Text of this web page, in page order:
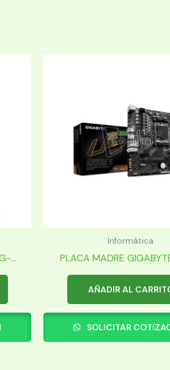
...
Informática
PLACA MADRE
AÑADIR AL
SOLICITAR